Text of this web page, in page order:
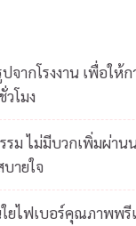
ากโรงงาน เพื่อให้ก
วโมง
รรม ไม่มีบวกเพิ่มผ่า
ายใจ
ยไฟเบอร์คุณภาพพรี